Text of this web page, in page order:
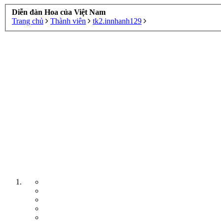
Diễn đàn Hoa của Việt Nam
Trang chủ
Thành viên tk2.innhanh129